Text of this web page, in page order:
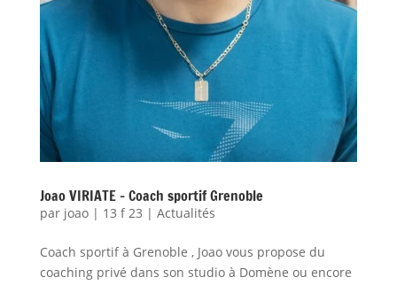
Joao VIRIATE – Coach sportif Grenoble
par joao| 13 f 23 | Actualités
Coach sportif à Grenoble , Joao vous propose du
coaching privé dans son studio à Domène ou encore